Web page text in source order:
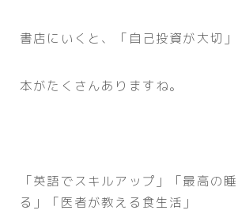
書店にいくと、「自己投資が大切
本がたくさんありますね。
「英語でスキルアップ」「最高の
る」「医者が教える食生活」